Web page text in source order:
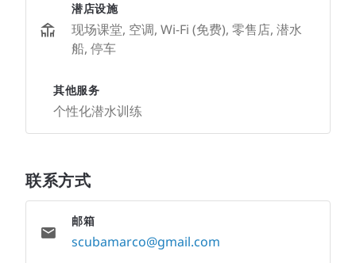
潜店设施
现场课堂, 空调, Wi-Fi (免费), 零售店, 潜水
船, 停车
其他服务
个性化潜水训练
联系方式
邮箱
scubamarco@gmail.com